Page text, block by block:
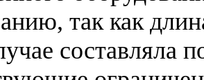
так как
составляла